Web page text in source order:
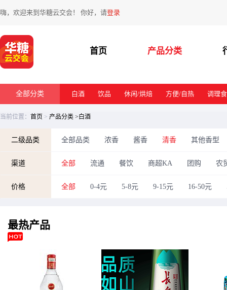
嗨，欢迎来到华糖云交会！ 你好，请登录
首页 产品分类
全部分类 白酒 饮品 休闲/烘焙 方便/自热 调理
当前位置： 首页 > 产品分类 >白酒
二级品类 全部品类 浓香 酱香 清香 其他香型
渠道 全部 流通 餐饮 商超KA 团购 农
价格 全部 0-4元 5-8元 9-15元 16-50元
最热产品